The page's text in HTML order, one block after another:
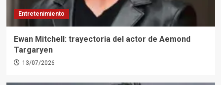
Entretenimiento
Ewan Mitchell: trayectoria del actor de Aemond
Targaryen
13/07/2026